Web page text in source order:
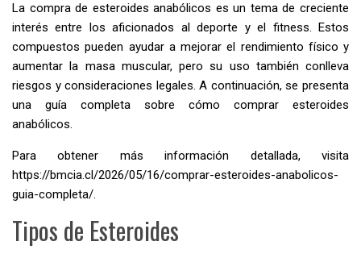
La compra de esteroides anabólicos es un tema de creciente
interés entre los aficionados al deporte y el fitness. Estos
compuestos pueden ayudar a mejorar el rendimiento físico y
aumentar la masa muscular, pero su uso también conlleva
riesgos y consideraciones legales. A continuación, se presenta
una guía completa sobre cómo comprar esteroides
anabólicos.
Para obtener más información detallada, visita
https://bmcia.cl/2026/05/16/comprar-esteroides-anabolicos-
guia-completa/.
Tipos de Esteroides